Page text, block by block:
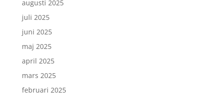
augusti 2025
juli 2025
juni 2025
maj 2025
april 2025
mars 2025
februari 2025